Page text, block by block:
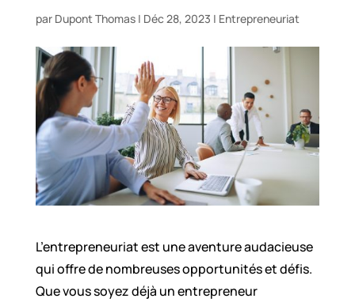
par Dupont Thomas| Déc 28, 2023 | Entrepreneuriat
L’entrepreneuriat est une aventure audacieuse
qui offre de nombreuses opportunités et défis.
Que vous soyez déjà un entrepreneur